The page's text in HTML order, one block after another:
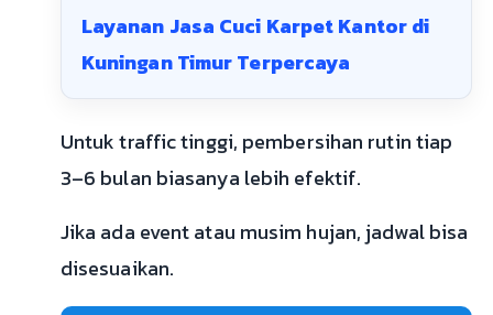
Layanan Jasa Cuci Karpet Kantor di
Kuningan Timur Terpercaya
Untuk traffic tinggi, pembersihan rutin tiap
3–6 bulan biasanya lebih efektif.
Jika ada event atau musim hujan, jadwal bisa
disesuaikan.